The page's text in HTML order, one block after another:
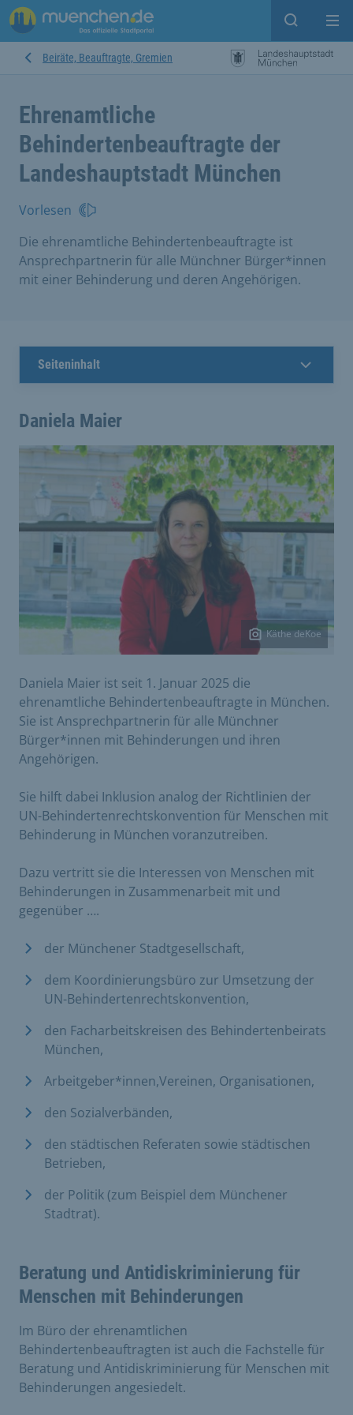
Suche
Beiräte, Beauftragte, Gremien
Ehrenamtliche
Behindertenbeauftragte der
Landeshauptstadt München
Vorlesen
Die ehrenamtliche Behindertenbeauftragte ist
Ansprechpartnerin für alle Münchner Bürger*innen
mit einer Behinderung und deren Angehörigen.
Seiteninhalt
Daniela Maier
Käthe deKoe
Daniela Maier ist seit 1. Januar 2025 die
ehrenamtliche Behindertenbeauftragte in München.
Sie ist Ansprechpartnerin für alle Münchner
Bürger*innen mit Behinderungen und ihren
Angehörigen.
Sie hilft dabei Inklusion analog der Richtlinien der
UN-Behindertenrechtskonvention für Menschen mit
Behinderung in München voranzutreiben.
Dazu vertritt sie die Interessen von Menschen mit
Behinderungen in Zusammenarbeit mit und
gegenüber ….
der Münchener Stadtgesellschaft,
dem Koordinierungsbüro zur Umsetzung der
UN-Behindertenrechtskonvention,
den Facharbeitskreisen des Behindertenbeirats
München,
Arbeitgeber*innen,Vereinen, Organisationen,
den Sozialverbänden,
den städtischen Referaten sowie städtischen
Betrieben,
der Politik (zum Beispiel dem Münchener
Stadtrat).
Beratung und Antidiskriminierung für
Menschen mit Behinderungen
Im Büro der ehrenamtlichen
Behindertenbeauftragten ist auch die Fachstelle für
Beratung und Antidiskriminierung für Menschen mit
Behinderungen angesiedelt.